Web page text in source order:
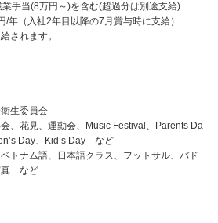
手当(8万円～)を含む(超過分は別途支給)
/年（入社2年目以降の7月賞与時に支給）
されます。
生委員会
会、花見、運動会、Music Festival、Parents Da
Day、Kid’s Day など
トナム語、日本語クラス、フットサル、バド
真 など